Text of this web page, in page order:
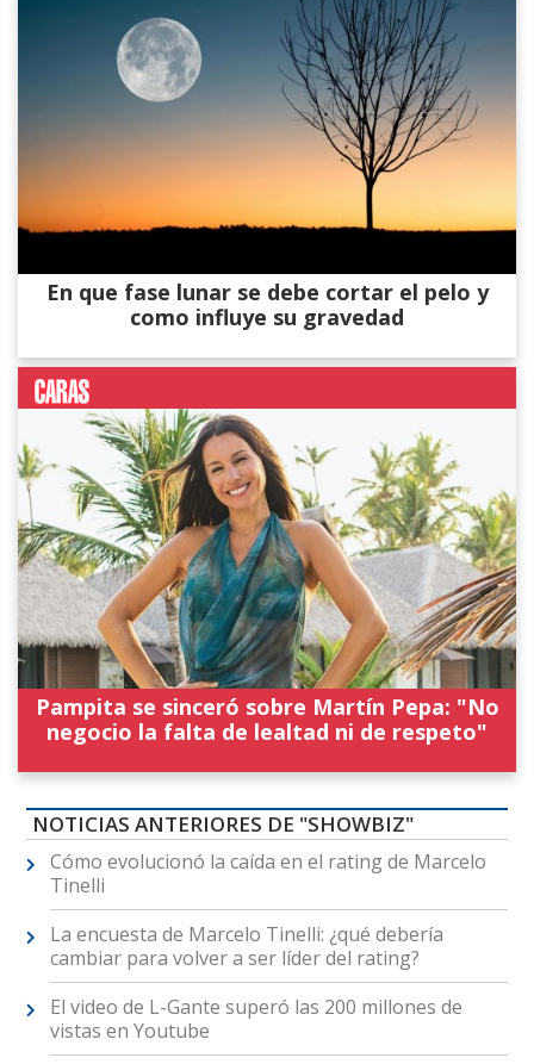
En que fase lunar se debe cortar el pelo y
como influye su gravedad
Pampita se sinceró sobre Martín Pepa: "No
negocio la falta de lealtad ni de respeto"
NOTICIAS ANTERIORES DE "SHOWBIZ"
Cómo evolucionó la caída en el rating de Marcelo
Tinelli
La encuesta de Marcelo Tinelli: ¿qué debería
cambiar para volver a ser líder del rating?
El video de L-Gante superó las 200 millones de
vistas en Youtube